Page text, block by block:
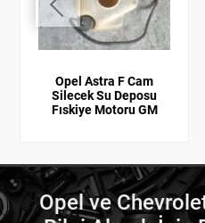
Opel Astra F Cam
Silecek Su Deposu
Fıskiye Motoru GM
Opel ve